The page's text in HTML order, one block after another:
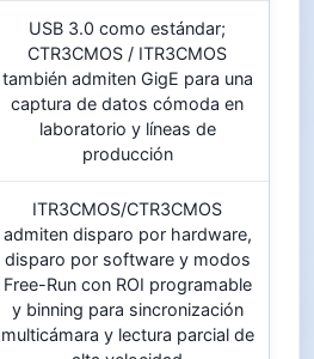
USB 3.0 como estándar;
CTR3CMOS / ITR3CMOS
también admiten GigE para una
captura de datos cómoda en
laboratorio y líneas de
producción
ITR3CMOS/CTR3CMOS
admiten disparo por hardware,
disparo por software y modos
Free-Run con ROI programable
y binning para sincronización
multicámara y lectura parcial de